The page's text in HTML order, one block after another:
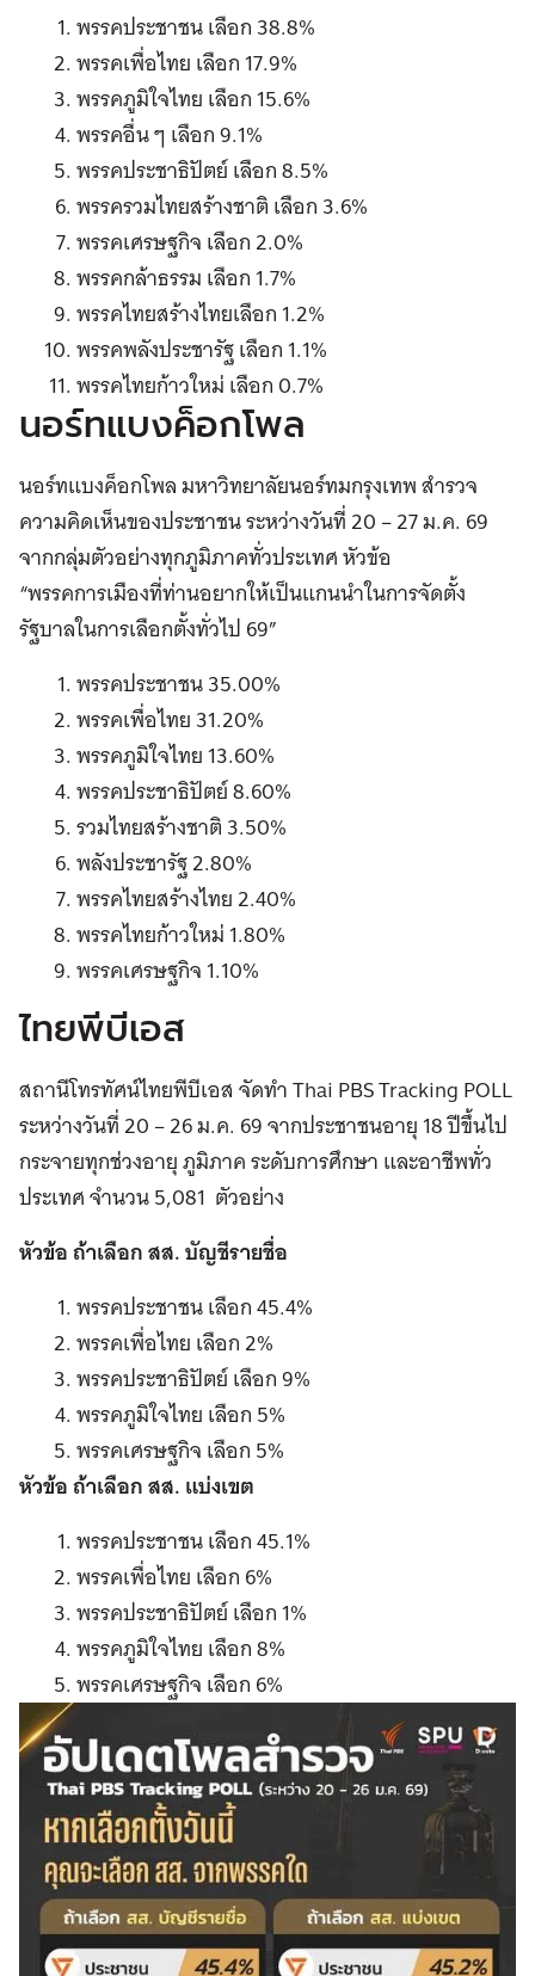
พรรคประชาชน เลือก 38.8%
พรรคเพื่อไทย เลือก 17.9%
พรรคภูมิใจไทย เลือก 15.6%
พรรคอื่น ๆ เลือก 9.1%
พรรคประชาธิปัตย์ เลือก 8.5%
พรรครวมไทยสร้างชาติ เลือก 3.6%
พรรคเศรษฐกิจ เลือก 2.0%
พรรคกล้าธรรม เลือก 1.7%
พรรคไทยสร้างไทยเลือก 1.2%
พรรคพลังประชารัฐ เลือก 1.1%
พรรคไทยก้าวใหม่ เลือก 0.7%
นอร์ทแบงค็อกโพล
นอร์ทแบงค็อกโพล มหาวิทยาลัยนอร์ทมกรุงเทพ สำรวจ
ความคิดเห็นของประชาชน ระหว่างวันที่ 20 – 27 ม.ค. 69
จากกลุ่มตัวอย่างทุกภูมิภาคทั่วประเทศ หัวข้อ
“พรรคการเมืองที่ท่านอยากให้เป็นแกนนำในการจัดตั้ง
รัฐบาลในการเลือกตั้งทั่วไป 69”
พรรคประชาชน 35.00%
พรรคเพื่อไทย 31.20%
พรรคภูมิใจไทย 13.60%
พรรคประชาธิปัตย์ 8.60%
รวมไทยสร้างชาติ 3.50%
พลังประชารัฐ 2.80%
พรรคไทยสร้างไทย 2.40%
พรรคไทยก้าวใหม่ 1.80%
พรรคเศรษฐกิจ 1.10%
ไทยพีบีเอส
สถานีโทรทัศน์ไทยพีบีเอส จัดทำ Thai PBS Tracking POLL
ระหว่างวันที่ 20 – 26 ม.ค. 69 จากประชาชนอายุ 18 ปีขึ้นไป
กระจายทุกช่วงอายุ ภูมิภาค ระดับการศึกษา และอาชีพทั่ว
ประเทศ จำนวน 5,081 ตัวอย่าง
หัวข้อ ถ้าเลือก สส. บัญชีรายชื่อ
พรรคประชาชน เลือก 45.4%
พรรคเพื่อไทย เลือก 2%
พรรคประชาธิปัตย์ เลือก 9%
พรรคภูมิใจไทย เลือก 5%
พรรคเศรษฐกิจ เลือก 5%
หัวข้อ ถ้าเลือก สส. แบ่งเขต
พรรคประชาชน เลือก 45.1%
พรรคเพื่อไทย เลือก 6%
พรรคประชาธิปัตย์ เลือก 1%
พรรคภูมิใจไทย เลือก 8%
พรรคเศรษฐกิจ เลือก 6%